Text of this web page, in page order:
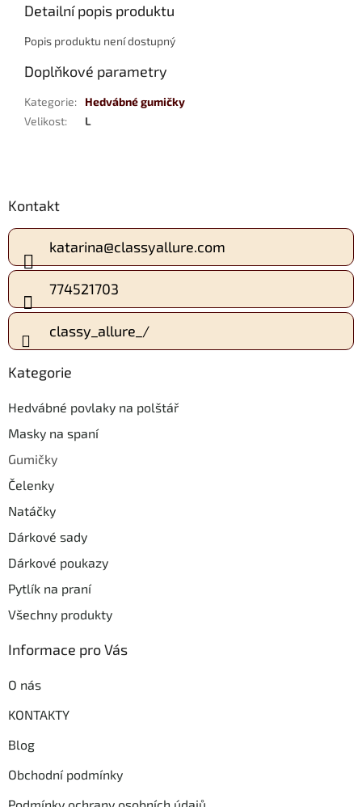
Detailní popis produktu
Popis produktu není dostupný
Doplňkové parametry
Kategorie:
Hedvábné gumičky
Velikost: L
á
p
t
í
Kontakt
katarina@classyallure.com
774521703
classy_allure_/
Kategorie
Hedvábné povlaky na polštář
Masky na spaní
Gumičky
Čelenky
Natáčky
Dárkové sady
Dárkové poukazy
Pytlík na praní
Všechny produkty
Informace pro Vás
O nás
KONTAKTY
Blog
Obchodní podmínky